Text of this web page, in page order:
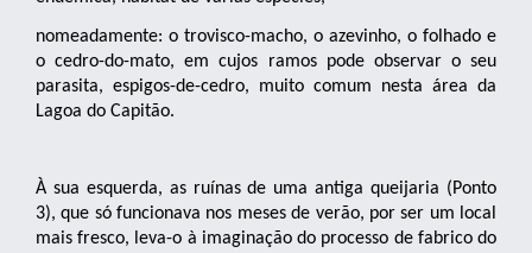
nomeadamente: o trovisco-macho, o azevinho, o folhado e
o cedro-do-mato, em cujos ramos pode observar o seu
parasita, espigos-de-cedro, muito comum nesta área da
Lagoa do Capitão.
À sua esquerda, as ruínas de uma antiga queijaria (Ponto
3), que só funcionava nos meses de verão, por ser um local
mais fresco, leva-o à imaginação do processo de fabrico do